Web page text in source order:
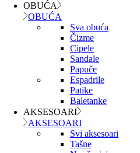
OBUĆA
OBUĆA
Sva obuća
Čizme
Cipele
Sandale
Papuče
Espadrile
Patike
Baletanke
AKSESOARI
AKSESOARI
Svi aksesoari
Tašne